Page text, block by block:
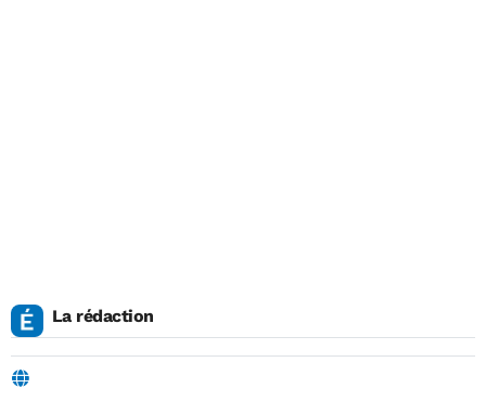
La rédaction